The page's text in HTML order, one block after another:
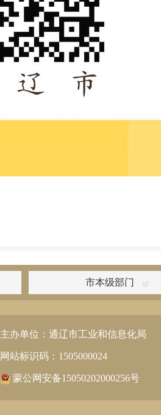
市本级部门
主办单位：通辽市工业和信息化局
网站标识码：1505000024
蒙公网安备15050202000256号